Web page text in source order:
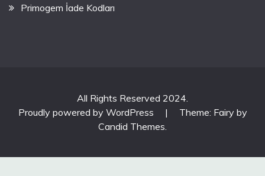
Primogem İade Kodları
All Rights Reserved 2024.
Proudly powered by WordPress
|
Theme: Fairy by
Candid Themes